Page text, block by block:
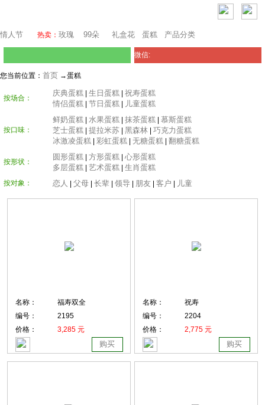
情人节 热卖： 玫瑰 99朵 礼盒花 蛋糕 产品分类
微信:
您当前位置： 首页 →蛋糕
按场合：
庆典蛋糕 生日蛋糕 祝寿蛋糕
情侣蛋糕 节日蛋糕 儿童蛋糕
按口味：
鲜奶蛋糕 水果蛋糕 抹茶蛋糕 慕斯蛋糕
芝士蛋糕 提拉米苏 黑森林 巧克力蛋糕
冰激凌蛋糕 彩虹蛋糕 无糖蛋糕 翻糖蛋糕
按形状：
圆形蛋糕 方形蛋糕 心形蛋糕
多层蛋糕 艺术蛋糕 生肖蛋糕
按对象： 恋人 父母 长辈 领导 朋友 客户 儿童
名称：
福寿双全
编号：
2195
价格：
3,285 元
购买
名称：
祝寿
编号：
2204
价格：
2,775 元
购买